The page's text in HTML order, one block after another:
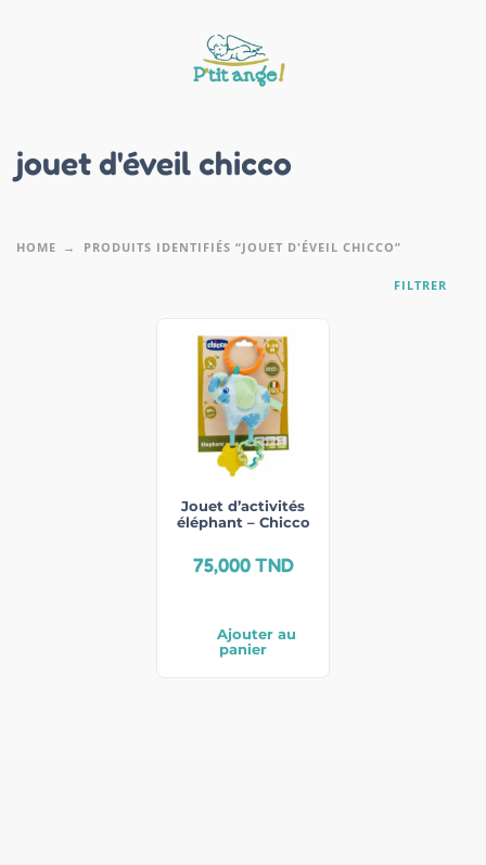
jouet d'éveil chicco
HOME PRODUITS IDENTIFIÉS “JOUET D'ÉVEIL CHICCO”
FILTRER
Jouet d’activités
éléphant – Chicco
75,000TND
Ajouter au
panier